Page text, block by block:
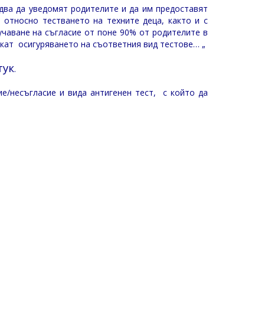
да уведомят родителите и да им предоставят
тестването на техните деца, както и с
на съгласие от поне 90% от родителите в
осигуряването на съответния вид тестове… „
.
и вида антигенен тест, с който да